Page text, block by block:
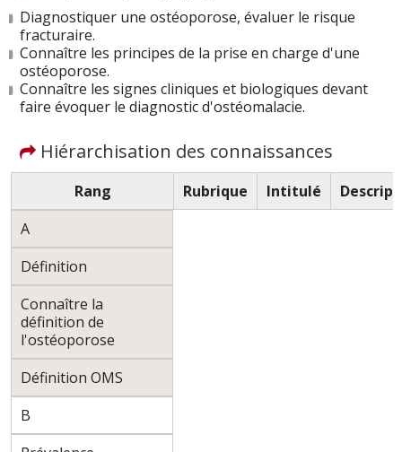
Diagnostiquer une ostéoporose, évaluer le risque
fracturaire.
Connaître les principes de la prise en charge d'une
ostéoporose.
Connaître les signes cliniques et biologiques devant
faire évoquer le diagnostic d'ostéomalacie.
Hiérarchisation des connaissances
Rang Rubrique Intitulé
A
Définition
Connaître la
définition de
l'ostéoporose
Définition OMS
B